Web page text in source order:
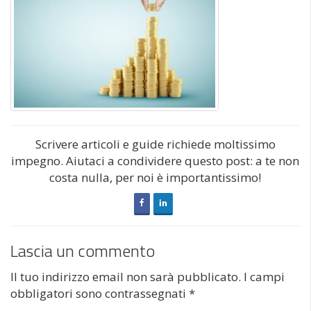
Scrivere articoli e guide richiede moltissimo
impegno. Aiutaci a condividere questo post: a te non
costa nulla, per noi è importantissimo!
Lascia un commento
Il tuo indirizzo email non sarà pubblicato. I campi
obbligatori sono contrassegnati *